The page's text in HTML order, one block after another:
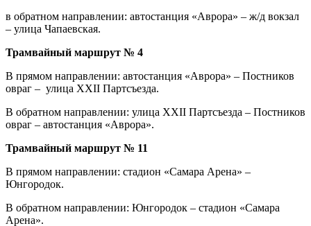
в обратном направлении: автостанция «Аврора» – ж/д вокзал
– улица Чапаевская.
Трамвайный маршрут № 4
В прямом направлении: автостанция «Аврора» – Постников
овраг – улица XXII Партсъезда.
В обратном направлении: улица XXII Партсъезда – Постников
овраг – автостанция «Аврора».
Трамвайный маршрут № 11
В прямом направлении: стадион «Самара Арена» –
Юнгородок.
В обратном направлении: Юнгородок – стадион «Самара
Арена».